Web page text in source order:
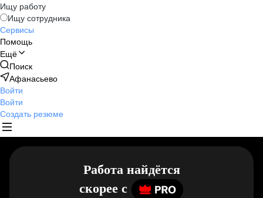
Ищу работу
Ищу сотрудника
Сервисы
Помощь
Ещё
Поиск
Афанасьево
Войти
Войти
Создать резюме
Работа найдётся
скорее c